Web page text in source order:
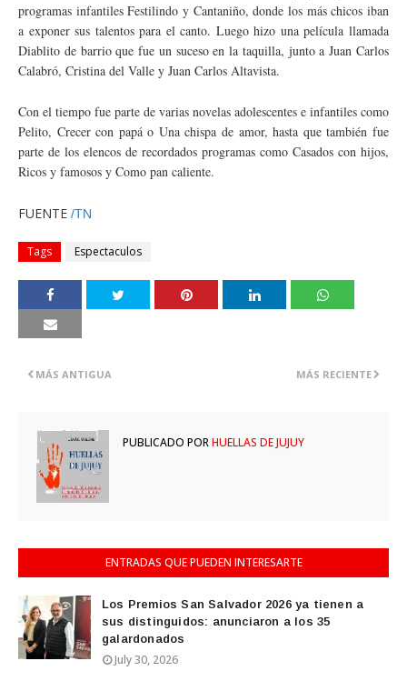
programas infantiles Festilindo y Cantaniño, donde los más chicos iban
a exponer sus talentos para el canto. Luego hizo una película llamada
Diablito de barrio que fue un suceso en la taquilla, junto a Juan Carlos
Calabró, Cristina del Valle y Juan Carlos Altavista.
Con el tiempo fue parte de varias novelas adolescentes e infantiles como
Pelito, Crecer con papá o Una chispa de amor, hasta que también fue
parte de los elencos de recordados programas como Casados con hijos,
Ricos y famosos y Como pan caliente.
FUENTE /TN
Tags Espectaculos
MÁS RECIENTE
MÁS ANTIGUA
PUBLICADO PORHUELLAS DE JUJUY
ENTRADAS QUE PUEDEN INTERESARTE
Los Premios San Salvador 2026 ya tienen a
sus distinguidos: anunciaron a los 35
galardonados
July 30, 2026